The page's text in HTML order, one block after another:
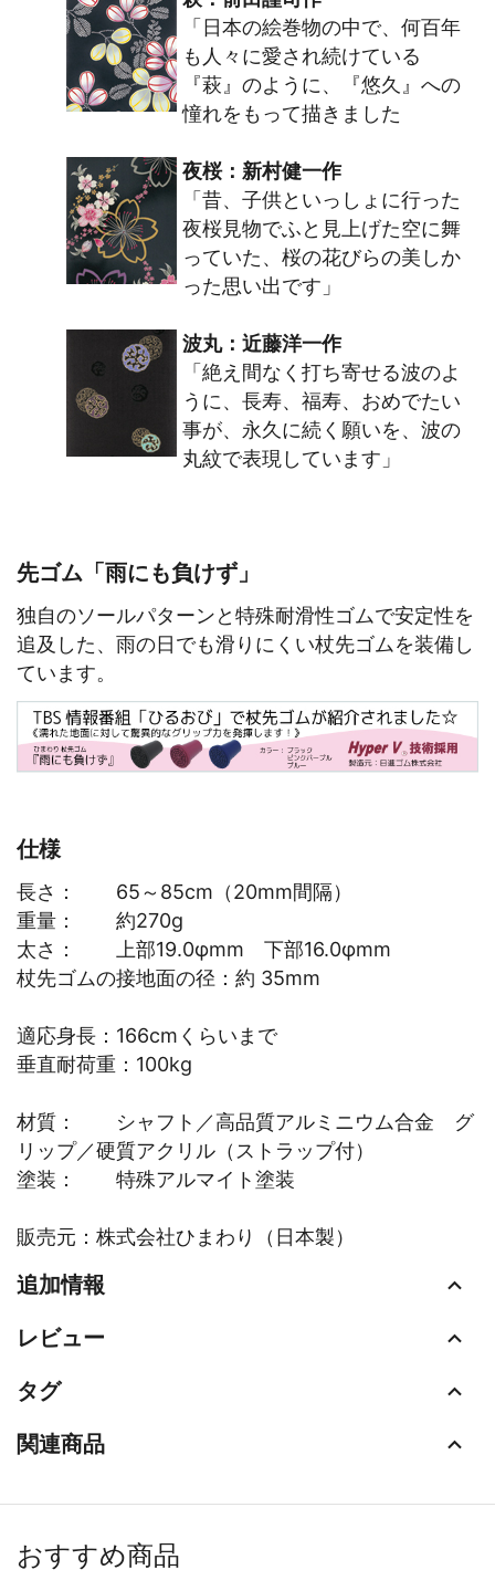
「日本の絵巻物の中で、何百年
も人々に愛され続けている
『萩』のように、『悠久』への
憧れをもって描きました
夜桜：新村健一作
「昔、子供といっしょに行った
夜桜見物でふと見上げた空に舞
っていた、桜の花びらの美しか
った思い出です」
波丸：近藤洋一作
「絶え間なく打ち寄せる波のよ
うに、長寿、福寿、おめでたい
事が、永久に続く願いを、波の
丸紋で表現しています」
先ゴム「雨にも負けず」
独自のソールパターンと特殊耐滑性ゴムで安定性を
追及した、雨の日でも滑りにくい杖先ゴムを装備し
ています。
仕様
長さ： 65～85cm（20mm間隔）
重量： 約270g
太さ： 上部19.0φmm 下部16.0φmm
杖先ゴムの接地面の径：約 35mm
適応身長：166cmくらいまで
垂直耐荷重：100kg
材質： シャフト／高品質アルミニウム合金 グ
リップ／硬質アクリル（ストラップ付）
塗装： 特殊アルマイト塗装
販売元：株式会社ひまわり（日本製）
追加情報
レビュー
タグ
関連商品
おすすめ商品